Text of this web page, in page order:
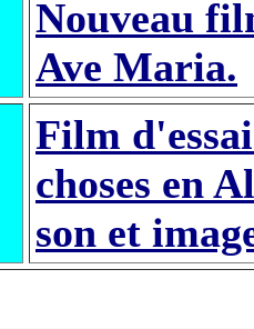
Nouveau
Ave Maria.
Film
choses en
son et